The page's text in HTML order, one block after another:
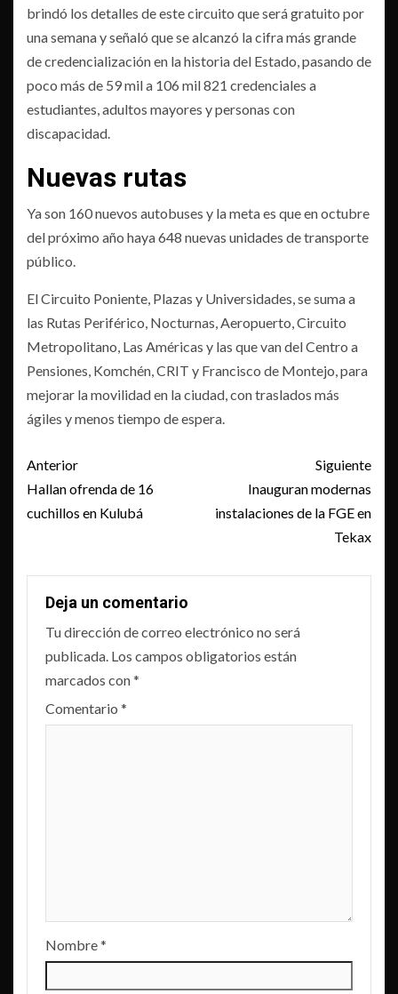
brindó los detalles de este circuito que será gratuito por
una semana y señaló que se alcanzó la cifra más grande
de credencialización en la historia del Estado, pasando de
poco más de 59 mil a 106 mil 821 credenciales a
estudiantes, adultos mayores y personas con
discapacidad.
Nuevas rutas
Ya son 160 nuevos autobuses y la meta es que en octubre
del próximo año haya 648 nuevas unidades de transporte
público.
El Circuito Poniente, Plazas y Universidades, se suma a
las Rutas Periférico, Nocturnas, Aeropuerto, Circuito
Metropolitano, Las Américas y las que van del Centro a
Pensiones, Komchén, CRIT y Francisco de Montejo, para
mejorar la movilidad en la ciudad, con traslados más
ágiles y menos tiempo de espera.
Post
navigation
Anterior
Hallan ofrenda de 16
cuchillos en Kulubá
Siguiente
Inauguran modernas
instalaciones de la FGE en
Tekax
Deja un comentario
Tu dirección de correo electrónico no será
publicada. Los campos obligatorios están
marcados con*
Comentario *
Nombre*